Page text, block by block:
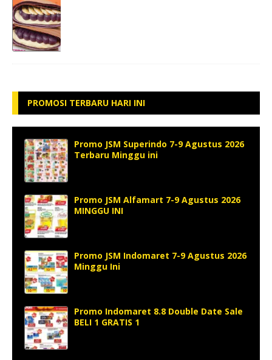
PROMOSI TERBARU HARI INI
Promo JSM Superindo 7-9 Agustus 2026
Terbaru Minggu ini
Promo JSM Alfamart 7-9 Agustus 2026
MINGGU INI
Promo JSM Indomaret 7-9 Agustus 2026
Minggu Ini
Promo Indomaret 8.8 Double Date Sale
BELI 1 GRATIS 1